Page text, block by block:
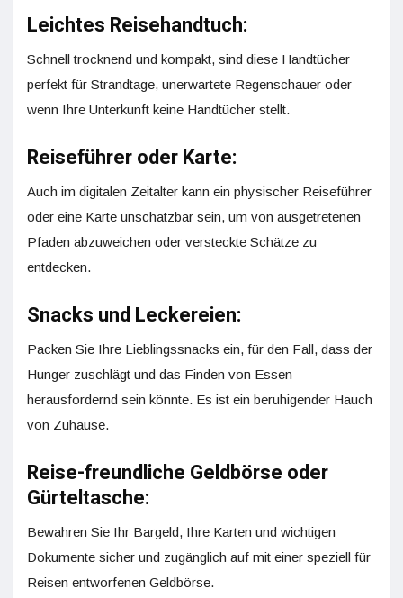
Leichtes Reisehandtuch:
Schnell trocknend und kompakt, sind diese Handtücher
perfekt für Strandtage, unerwartete Regenschauer oder
wenn Ihre Unterkunft keine Handtücher stellt.
Reiseführer oder Karte:
Auch im digitalen Zeitalter kann ein physischer Reiseführer
oder eine Karte unschätzbar sein, um von ausgetretenen
Pfaden abzuweichen oder versteckte Schätze zu
entdecken.
Snacks und Leckereien:
Packen Sie Ihre Lieblingssnacks ein, für den Fall, dass der
Hunger zuschlägt und das Finden von Essen
herausfordernd sein könnte. Es ist ein beruhigender Hauch
von Zuhause.
Reise-freundliche Geldbörse oder
Gürteltasche:
Bewahren Sie Ihr Bargeld, Ihre Karten und wichtigen
Dokumente sicher und zugänglich auf mit einer speziell für
Reisen entworfenen Geldbörse.